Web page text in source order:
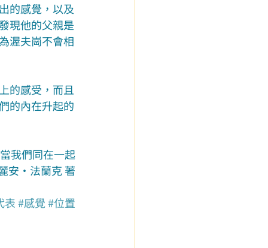
的感覺，以及
現他的父親是
渥夫崗不會相
的感受，而且
的內在升起的
我們同在一起
安‧法蘭克 著
表#感覺#位置